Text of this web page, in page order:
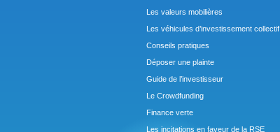
Les valeurs mobilières
Les véhicules d’investissement collectif
Conseils pratiques
Déposer une plainte
Guide de l’investisseur
Le Crowdfunding
Finance verte
Les incitations en faveur de la RSE